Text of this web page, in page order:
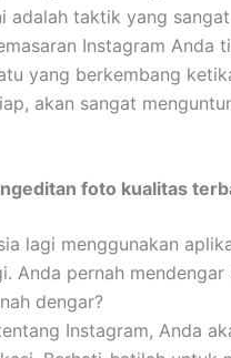
adalah taktik yang
Instagram Anda
yang berkembang
akan sangat
foto kualitas
lagi menggunakan
Anda pernah mendengar
dengar?
Instagram, Anda